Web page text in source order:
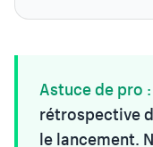
Astuce de pro :
rétrospective
le lancement.